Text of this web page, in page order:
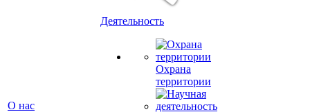
О нас
Деятельность
Охрана
территории